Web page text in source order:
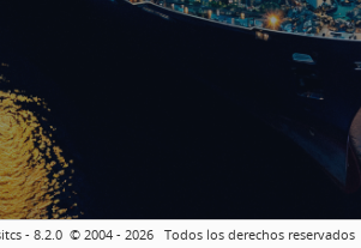
- 8.2.0 © 2004 - 2026 Todos los derechos reservados